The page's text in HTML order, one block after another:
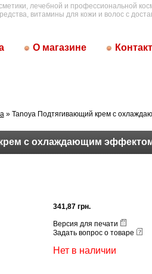
лечебной и профессиональной
витамины для кожи и волос с
О магазине
» Tanoya Подтягивающий крем с
с охлаждающим
341,87 грн.
Версия для печати
Задать вопрос о товаре
Нет в наличии